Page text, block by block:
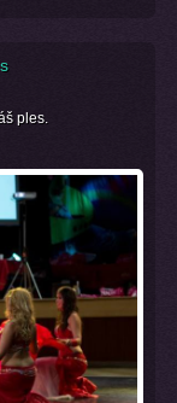
ples.